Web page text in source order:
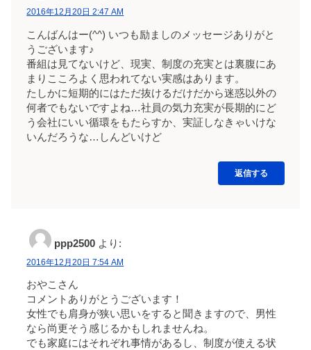
2016年12月20日 2:47 AM
こんばんはー(^^) いつも励ましのメッセージありがと
うございます♪
番組は見てないけど、現実、制度の充実とは裏腹にあ
まりこころよく思われてない実感はあります。
たしかに短期的にはただ抜けるだけだから迷惑以外の
何者でもないですよね…社員の気力充実が長期的にど
う会社にいい循環をもたらすか、実証しなきゃいけな
いんだろうな…しんどいけど
返信する
ppp2500 より:
2016年12月20日 7:54 AM
おやこさん
コメントありがとうございます！
女性でも肩身が狭い思いをすると聞きますので、男性
なら尚更そう感じるかもしれませんね。
でも家庭にはそれぞれ事情があるし、制度が使える状